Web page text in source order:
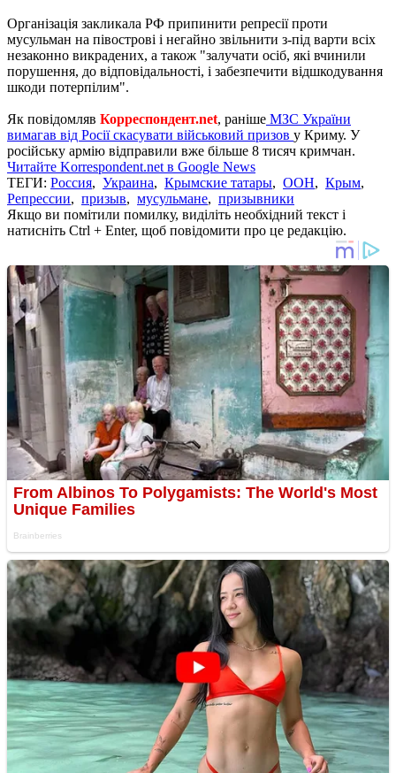
Організація закликала РФ припинити репресії проти
мусульман на півострові і негайно звільнити з-під варти всіх
незаконно викрадених, а також "залучати осіб, які вчинили
порушення, до відповідальності, і забезпечити відшкодування
шкоди потерпілим".
Як повідомляв Корреспондент.net, раніше МЗС України
вимагав від Росії скасувати військовий призов у Криму. У
російську армію відправили вже більше 8 тисяч кримчан.
Читайте Korrespondent.net в Google News
ТЕГИ: Россия, Украина, Крымские татары, ООН, Крым,
Репрессии, призыв, мусульмане, призывники
Якщо ви помітили помилку, виділіть необхідний текст і
натисніть Ctrl + Enter, щоб повідомити про це редакцію.